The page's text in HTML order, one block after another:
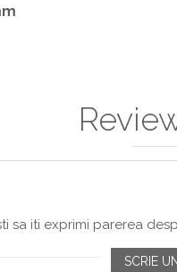
sa iti exprimi parerea
SCRIE